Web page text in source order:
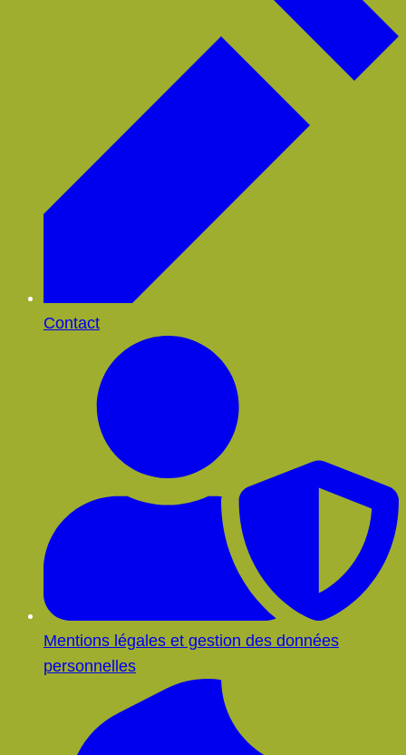
Contact
Mentions légales et gestion des données
personnelles